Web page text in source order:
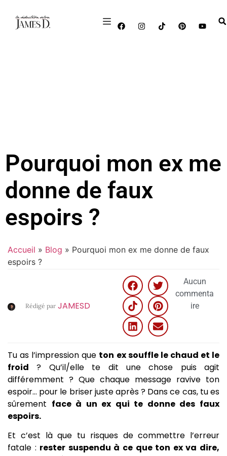
Pourquoi mon ex me
donne de faux
espoirs ?
Accueil » Blog » Pourquoi mon ex me donne de faux
espoirs ?
Rédigé par JAMESD
Aucun
commenta
ire
Tu as l’impression que ton ex souffle le chaud et le
froid ? Qu’il/elle te dit une chose puis agit
différemment ? Que chaque message ravive ton
espoir… pour le briser juste après ? Dans ce cas, tu es
sûrement face à un ex qui te donne des faux
espoirs.
Et c’est là que tu risques de commettre l’erreur
fatale : rester suspendu à ce que ton ex va dire,